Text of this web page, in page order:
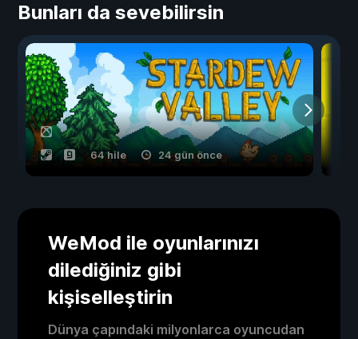
Bunları da sevebilirsin
64 hile 24 gün önce
WeMod ile oyunlarınızı
dilediğiniz gibi
kişiselleştirin
Dünya çapındaki milyonlarca oyuncudan